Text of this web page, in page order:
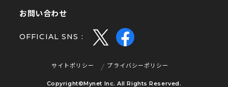
お問い合わせ
OFFICIAL SNS :
サイトポリシー
プライバシーポリシー
Copyright©Mynet Inc. All Rights Reserved.